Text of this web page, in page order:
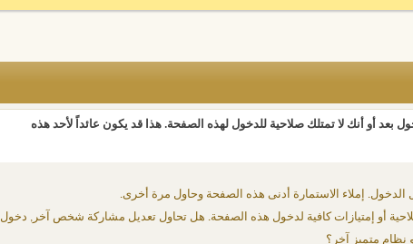
بعد أو أنك لا تمتلك صلاحية للدخول لهذه الصفحة. هذا قد يكون عائداً لأحد هذه
إملاء الاستمارة أدنى هذه الصفحة وحاول مرة أخرى.
أو إمتيازات كافية لدخول هذه الصفحة. هل تحاول تعديل مشاركة شخص آخر, دخول
نظام متميز آخر؟